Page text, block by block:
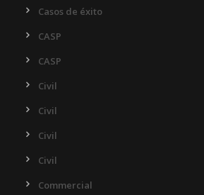
Casos de éxito
CASP
CASP
Civil
Civil
Civil
Civil
Commercial